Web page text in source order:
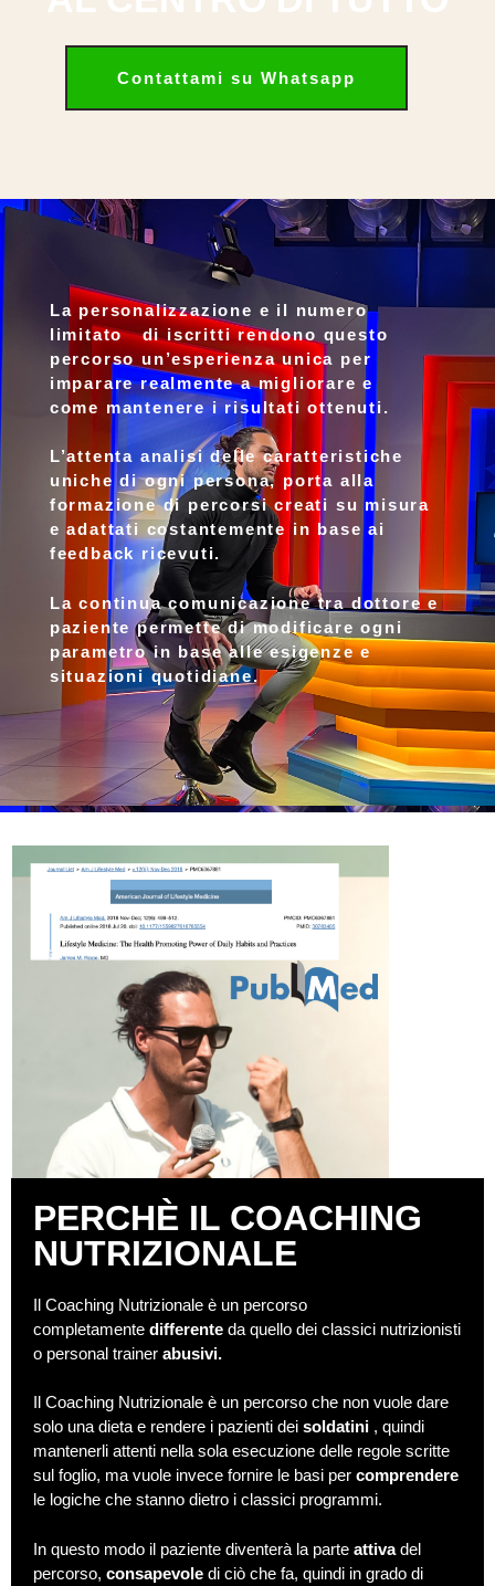
Contattami su Whatsapp
Lapersonalizzazione e il numero
limitatodi iscritti rendono questo
percorso un’esperienza unica per
impararerealmente a migliorare e
come mantenereirisultati ottenuti.
L’attenta analisi delle caratteristiche
uniche di ogni persona, porta alla
formazione di percorsi creati su misura
e adattati costantemente in base ai
feedback ricevuti.
La continua comunicazione tra dottore e
paziente permette di modificare ogni
parametro in base alle esigenze e
situazioni quotidiane.
PERCHÈ IL COACHING
NUTRIZIONALE
Il Coaching Nutrizionale è un percorso
completamente differente da quello dei classici nutrizionisti
o personal trainer abusivi.
Il Coaching Nutrizionale è un percorso che non vuole dare
solo una dieta e rendere i pazienti dei soldatini , quindi
mantenerli attenti nella sola esecuzione delle regole scritte
sul foglio, ma vuole invece fornire le basi per comprendere
le logiche che stanno dietro i classici programmi.
In questo modo il paziente diventerà la parte attivadel
percorso, consapevole di ciò che fa, quindi in grado di